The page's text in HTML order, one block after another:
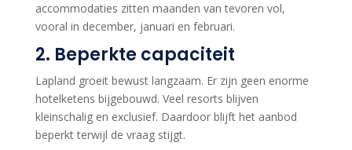
accommodaties zitten maanden van tevoren vol,
vooral in december, januari en februari.
2. Beperkte capaciteit
Lapland groeit bewust langzaam. Er zijn geen enorme
hotelketens bijgebouwd. Veel resorts blijven
kleinschalig en exclusief. Daardoor blijft het aanbod
beperkt terwijl de vraag stijgt.